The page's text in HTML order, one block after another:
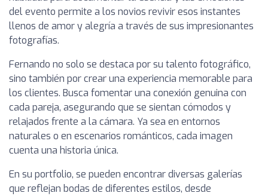
del evento permite a los novios revivir esos instantes
llenos de amor y alegría a través de sus impresionantes
fotografías.
Fernando no solo se destaca por su talento fotográfico,
sino también por crear una experiencia memorable para
los clientes. Busca fomentar una conexión genuina con
cada pareja, asegurando que se sientan cómodos y
relajados frente a la cámara. Ya sea en entornos
naturales o en escenarios románticos, cada imagen
cuenta una historia única.
En su portfolio, se pueden encontrar diversas galerías
que reflejan bodas de diferentes estilos, desde